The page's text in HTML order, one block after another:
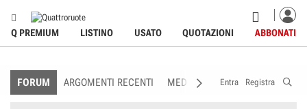
Q PREMIUM LISTINO USATO QUOTAZIONI ABBONATI
FORUM ARGOMENTI RECENTI MEDIA MEMBRI
Entra Registra